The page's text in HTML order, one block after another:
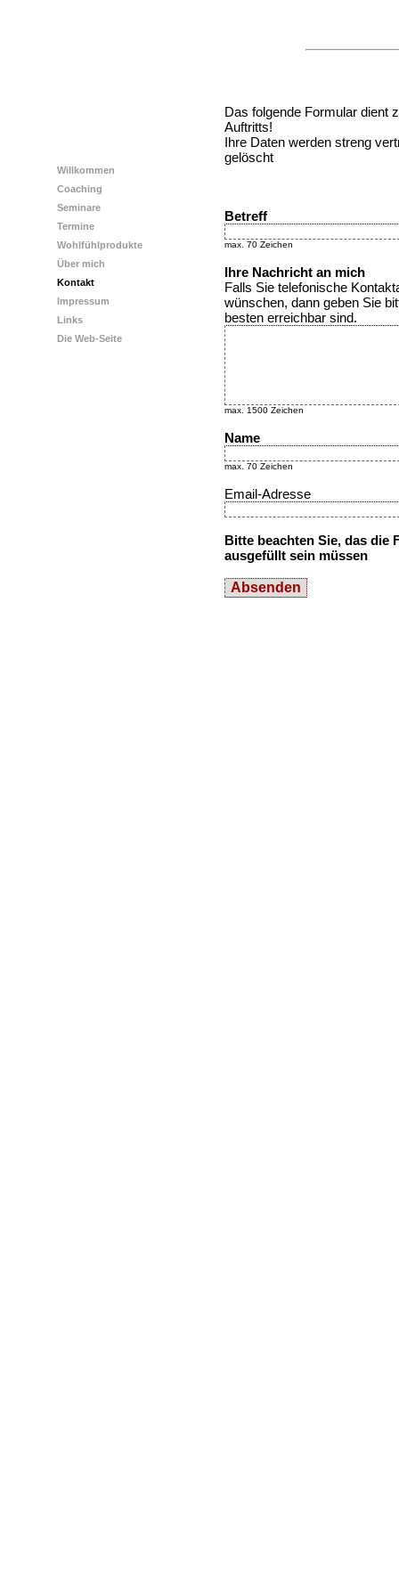
Willkommen
Coaching
Seminare
Termine
Wohlfühlprodukte
Über mich
Kontakt
Impressum
Links
Die Web-Seite
Das folgende Formular dient
Auftritts!
Ihre Daten werden streng
gelöscht
Betreff
max. 70 Zeichen
Ihre Nachricht an mich
Falls Sie telefonische
wünschen, dann geben Sie
besten erreichbar sind.
max. 1500 Zeichen
Name
max. 70 Zeichen
Email-Adresse
Bitte beachten Sie, das die
ausgefüllt sein müssen